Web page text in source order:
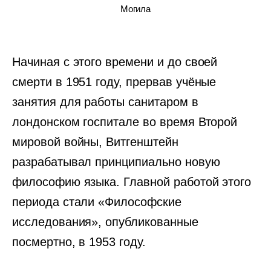
Могила
Начиная с этого времени и до своей
смерти в 1951 году, прервав учёные
занятия для работы санитаром в
лондонском госпитале во время Второй
мировой войны, Витгенштейн
разрабатывал принципиально новую
философию языка. Главной работой этого
периода стали «Философские
исследования», опубликованные
посмертно, в 1953 году.